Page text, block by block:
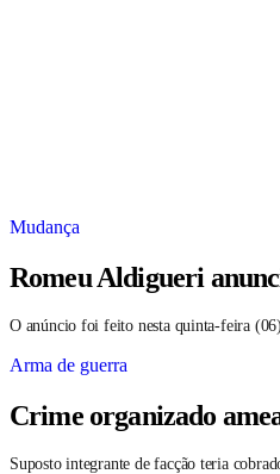
Mudança
Romeu Aldigueri
O anúncio foi feito nesta quinta-feira (06)
Arma de guerra
Crime organizado
Suposto integrante de facção teria